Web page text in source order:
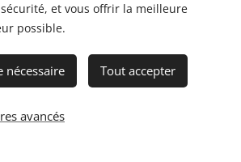
d'Henri-Luc. Tous droits réservés.
et vous offrir la meilleure
possible.
nécessaire Tout accepter
avancés